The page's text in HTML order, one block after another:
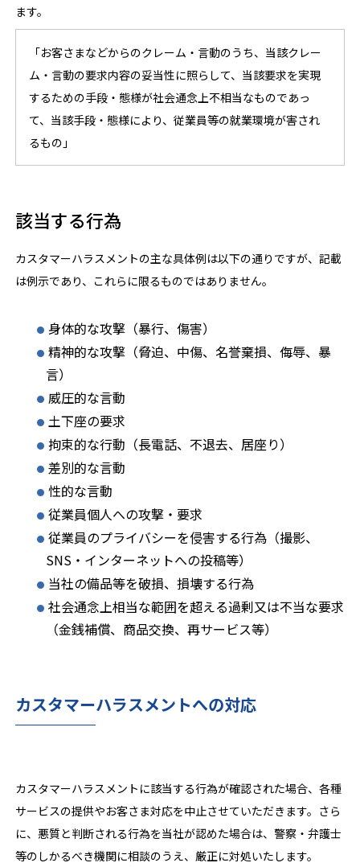
ます。
「お客さまなどからのクレーム・言動のうち、当該クレー
ム・言動の要求内容の妥当性に照らして、当該要求を実現
するための手段・態様が社会通念上不相当なものであっ
て、当該手段・態様により、従業員等の就業環境が害され
るもの」
該当する行為
カスタマーハラスメントの主な具体例は以下の通りですが、記載
は例示であり、これらに限るものではありません。
身体的な攻撃（暴行、傷害）
精神的な攻撃（脅迫、中傷、名誉棄損、侮辱、暴
言）
威圧的な言動
土下座の要求
拘束的な行動（長電話、不退去、居座り）
差別的な言動
性的な言動
従業員個人への攻撃・要求
従業員のプライバシーを侵害する行為（撮影、
SNS・インターネットへの投稿等）
当社の備品等を破損、損壊する行為
社会通念上相当な範囲を超える過剰又は不当な要求
（金銭補償、商品交換、再サービス等）
カスタマーハラスメントへの対応
カスタマーハラスメントに該当する行為が確認された場合、各種
サービスの提供やお客さま対応を中止させていただきます。さら
に、悪質と判断される行為を当社が認めた場合は、警察・弁護士
等のしかるべき機関に相談のうえ、厳正に対処いたします。